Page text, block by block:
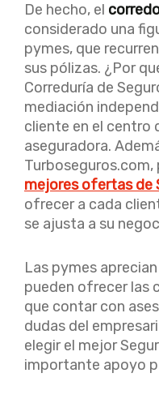
De hecho, el
considerado una
pymes, que
sus pólizas. ¿Por
Correduría de
mediación
cliente en el centro
aseguradora.
Turboseguros.com,
mejores ofertas de
ofrecer a cada
se ajusta a su
Las pymes
pueden ofrecer las
que contar con
dudas del
elegir el mejor
importante apoyo